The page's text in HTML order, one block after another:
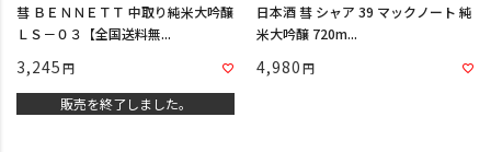
彗 ＢＥＮＮＥＴＴ 中取り純米大吟醸
ＬＳ－０３【全国送料無...
3,245
販売を終了しました。
日本酒 彗 シャア 39 マックノート 純
米大吟醸 720m...
4,980